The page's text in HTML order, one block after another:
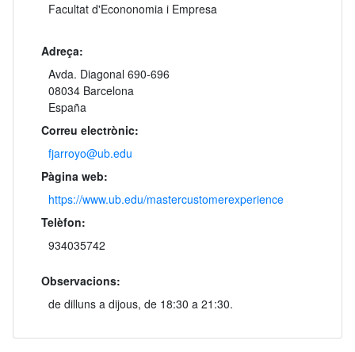
Facultat d'Econonomia i Empresa
Adreça:
Avda. Diagonal 690-696
08034 Barcelona
España
Correu electrònic:
fjarroyo@ub.edu
Pàgina web:
https://www.ub.edu/mastercustomerexperience
Telèfon:
934035742
Observacions:
de dilluns a dijous, de 18:30 a 21:30.